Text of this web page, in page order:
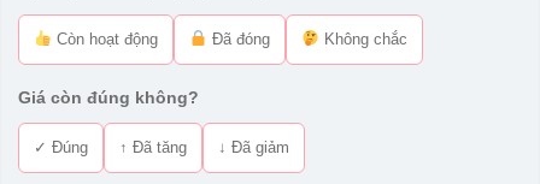
Còn hoạt động Đã đóng Không chắc
Giá còn đúng không?
✓ Đúng ↑ Đã tăng ↓ Đã giảm